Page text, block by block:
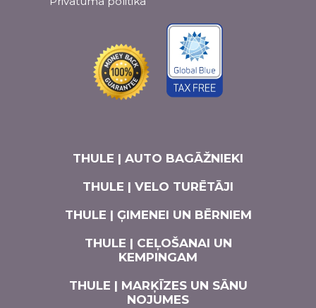
THULE | AUTO BAGĀŽNIEKI
THULE | VELO TURĒTĀJI
THULE | ĢIMENEI UN BĒRNIEM
THULE | CEĻOŠANAI UN
KEMPINGAM
THULE | MARĶĪZES UN SĀNU
NOJUMES